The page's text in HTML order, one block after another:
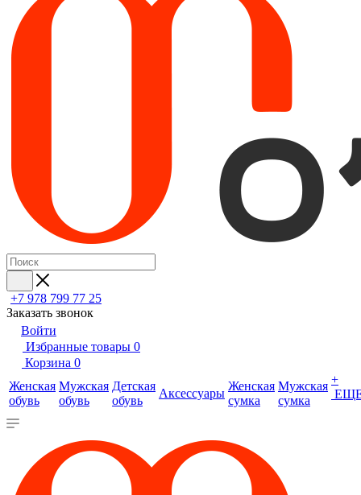
+7 978 799 77 25
Заказать звонок
Войти
Избранные товары 0
Корзина 0
Женская
обувь
Мужская
обувь
Детская
обувь
Аксессуары
Женская
сумка
Мужская
сумка
+